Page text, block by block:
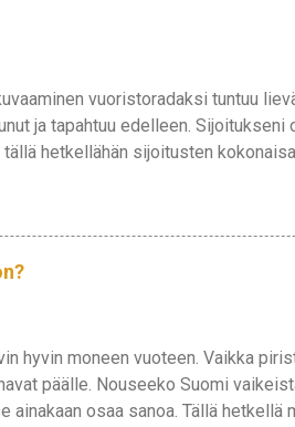
vuoristoradaksi tuntuu
ja tapahtuu edelleen.
hetkellähän sijoitusten
arvo on noussut lähes 30 000
tasapainossa. Scandic tekee
kanssa tekevät ennätyksiä.
on lievä 73% nousu. On kuitenkin
saattaa olla hieman jännittynyt.
hyvin moneen vuoteen. Vaikka
päälle. Nouseeko Suomi
ainakaan osaa sanoa. Tällä